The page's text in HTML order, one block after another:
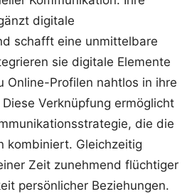
digitale
schafft eine unmittelbare
sie digitale Elemente
Online-Profilen nahtlos in ihre
Verknüpfung ermöglicht
die die
kombiniert. Gleichzeitig
Zeit zunehmend flüchtiger
persönlicher Beziehungen.